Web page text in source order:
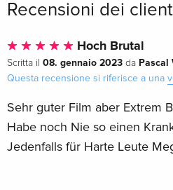
Recensioni dei
Hoch Brutal
Scritta il 08. gennaio 2023 da Pascal
Questa recensione si riferisce a una
Sehr guter Film aber Extrem
Habe noch Nie so einen
Jedenfalls für Harte Leute